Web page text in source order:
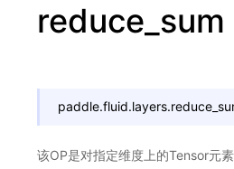
reduce_sum
paddle.fluid.layers.
该OP是对指定维度上的Tensor元